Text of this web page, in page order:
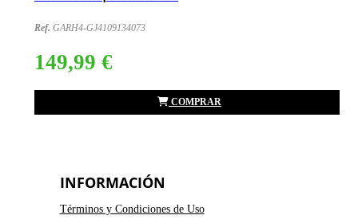
Ref. GARH4-GJ4109134073
149,99 €
COMPRAR
INFORMACIÓN
Términos y Condiciones de Uso